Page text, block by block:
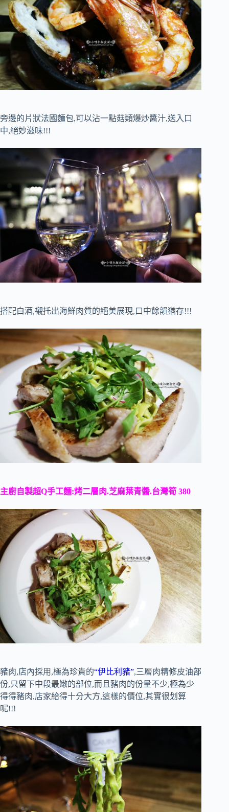
旁邊的片狀法國麵包,可以沾一點菇類爆炒醬汁,送入口
中,絕妙滋味!!!
搭配白酒,襯托出海鮮肉質的絕美展現,口中餘韻猶存!!!
主廚自製超Q手工麵:烤二層肉.芝麻葉青醬.台灣筍 380
豬肉,店內採用,極為珍貴的“伊比利豬”,三層肉精修皮油部
份,只留下中段最嫩的部位,而且豬肉的份量不少,極為少
得得豬肉,店家給得十分大方,這樣的價位,其實很划算
呢!!!